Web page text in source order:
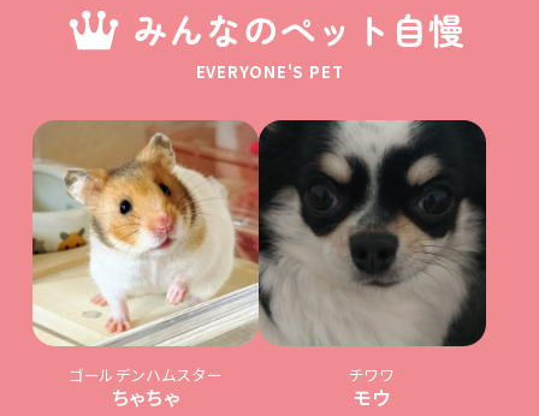
みんなのペット自慢
EVERYONE'S PET
ゴールデンハムスター
ちゃちゃ
チワワ
モウ